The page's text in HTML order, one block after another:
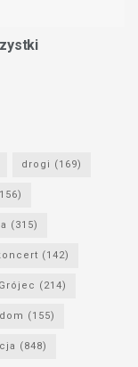
drogi (169)
(315)
(142)
(214)
(155)
(848)